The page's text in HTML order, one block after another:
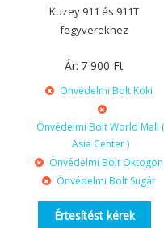
Kuzey 911 és 911T
fegyverekhez
Ár: 7 900 Ft
Önvédelmi Bolt Köki
Önvédelmi Bolt World Mall (
Asia Center )
Önvédelmi Bolt Oktogon
Önvédelmi Bolt Sugár
Értesítést kérek